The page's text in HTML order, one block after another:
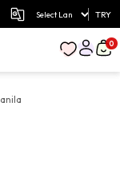
TRY
0